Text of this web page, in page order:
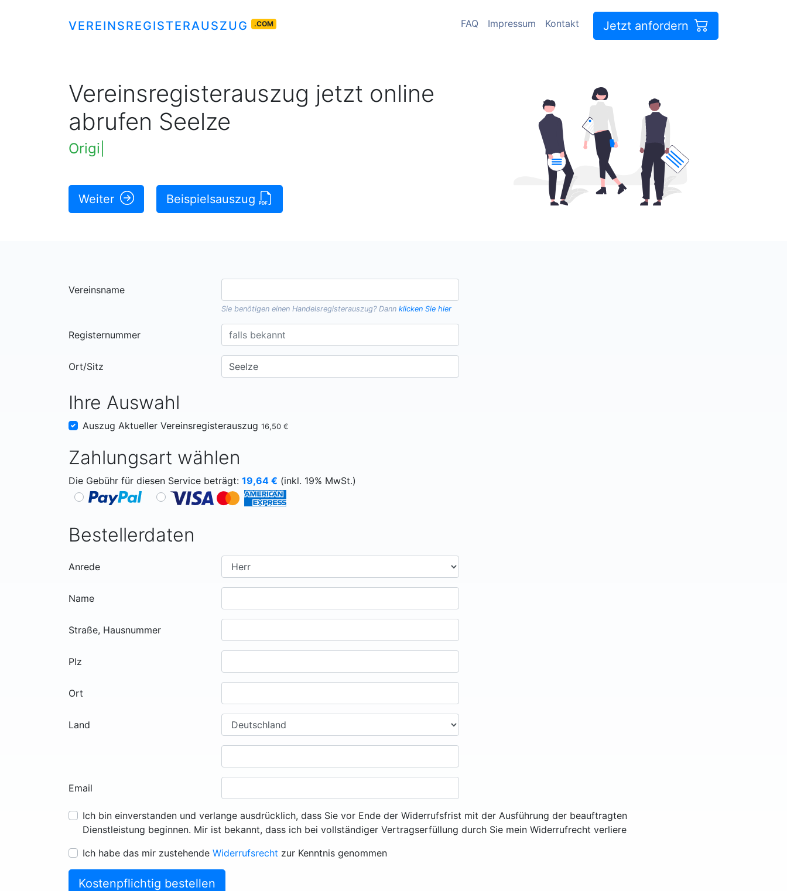
VEREINSREGISTERAUSZUG .COM FAQ Impressum Kontakt Jetzt anfordern
Vereinsregisterauszug jetzt online
abrufen Seelze
Original rechtskräftige Auszüge
Weiter Beispielsauszug
Vereinsname
Sie benötigen einenHandelsregisterauszug? Dannklicken Sie hier
Registernummer
Ort/Sitz
Ihre Auswahl
Auszug Aktueller Vereinsregisterauszug 16,50 €
Zahlungsart wählen
Die Gebühr für diesen Service beträgt: 19,64 € (inkl. 19% MwSt.)
Bestellerdaten
Anrede
Name
Straße, Hausnummer
Plz
Ort
Land
Email
Ich bin einverstanden und verlange ausdrücklich, dass Sie vor Ende der Widerrufsfrist mit der Ausführung der beauftragten
Dienstleistung beginnen. Mir ist bekannt, dass ich bei vollständiger Vertragserfüllung durch Sie mein Widerrufrecht verliere
Ich habe das mir zustehende Widerrufsrecht zur Kenntnis genommen
Kostenpflichtig bestellen